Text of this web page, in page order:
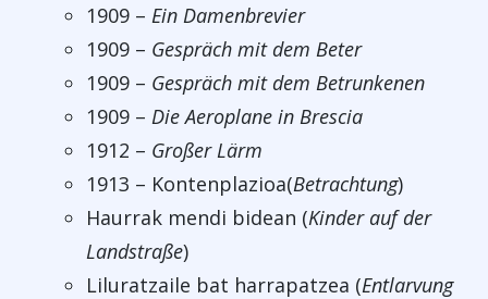
1909 – Ein Damenbrevier
1909 – Gespräch mit dem Beter
1909 – Gespräch mit dem Betrunkenen
1909 – Die Aeroplane in Brescia
1912 – Großer Lärm
1913 – Kontenplazioa(Betrachtung)
Haurrak mendi bidean (Kinder auf der
Landstraße)
Liluratzaile bat harrapatzea (Entlarvung